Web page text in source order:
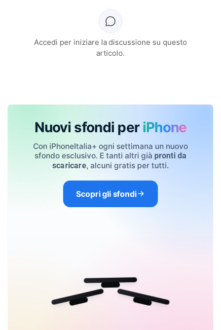
Accedi per iniziare la discussione su questo
articolo.
Nuovi sfondi per iPhone
Con iPhoneItalia+ ogni settimana un nuovo
sfondo esclusivo. E tanti altri già pronti da
scaricare, alcuni gratis per tutti.
Scopri gli sfondi